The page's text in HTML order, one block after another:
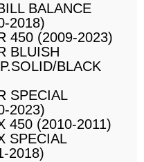
BALANCE
2018)
450 (2009-2023)
BLUISH
BLACK
SPECIAL
2023)
450 (2010-2011)
SPECIAL
2018)